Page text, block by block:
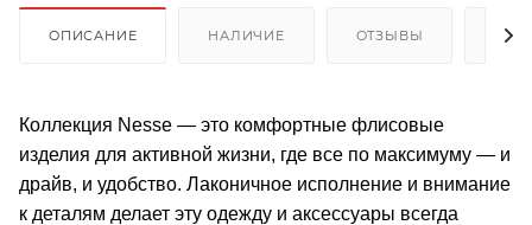
ОПИСАНИЕ НАЛИЧИЕ ОТЗЫВЫ
Коллекция Nesse — это комфортные флисовые
изделия для активной жизни, где все по максимуму — и
драйв, и удобство. Лаконичное исполнение и внимание
к деталям делает эту одежду и аксессуары всегда